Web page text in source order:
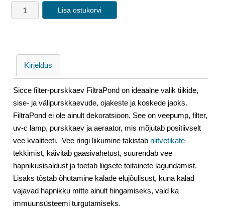
Lisa ostukorvi
Kirjeldus
Sicce filter-purskkaev FiltraPond on ideaalne valik tiikide,
sise- ja välipurskkaevude, ojakeste ja koskede jaoks.
FiltraPond ei ole ainult dekoratsioon. See on veepump, filter,
uv-c lamp, purskkaev ja aeraator, mis mõjutab positiivselt
vee kvaliteeti. Vee ringi liikumine takistab niitvetikate
tekkimist, käivitab gaasivahetust, suurendab vee
hapnikusisaldust ja toetab liigsete toitainete lagundamist.
Lisaks tõstab õhutamine kalade elujõulisust, kuna kalad
vajavad hapnikku mitte ainult hingamiseks, vaid ka
immuunsüsteemi turgutamiseks.